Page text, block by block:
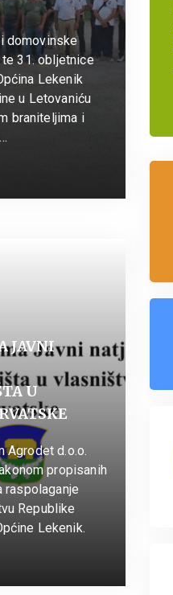
domovinske
31. obljetnice
Lekenik
u Letovaniću
braniteljima i
JAVNI
U
Agrodet d.o.o.
propisanih
raspolaganje
Republike
Lekenik.